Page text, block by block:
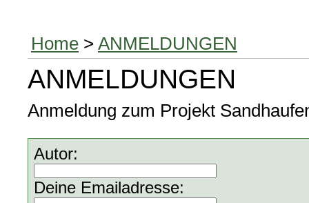
Home > ANMELDUNGEN
ANMELDUNGEN
Anmeldung zum Projekt
Autor:
Deine Emailadresse: